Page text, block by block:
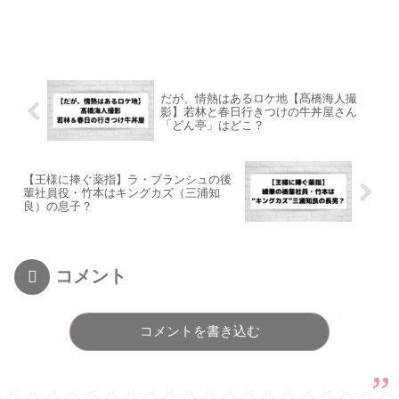
だが、情熱はあるロケ地【髙橋海人撮
影】若林と春日行きつけの牛丼屋さん
「どん亭」はどこ？
【王様に捧ぐ薬指】ラ・ブランシュの後
輩社員役・竹本はキングカズ（三浦知
良）の息子？
コメント
コメントを書き込む